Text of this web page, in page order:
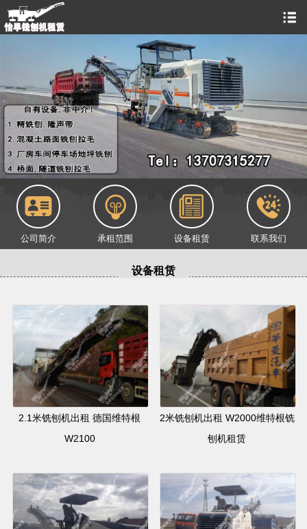
公司简介 承租范围 设备租赁 联系我们
设备租赁
2.1米铣刨机出租 德国维特根
W2100
2米铣刨机出租 W2000维特根铣
刨机租赁